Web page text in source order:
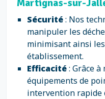
Martignas-sur-
Sécurité: Nos
manipuler les
minimisant ainsi
établissement.
Efficacité: Grâce
équipements de
intervention rapide